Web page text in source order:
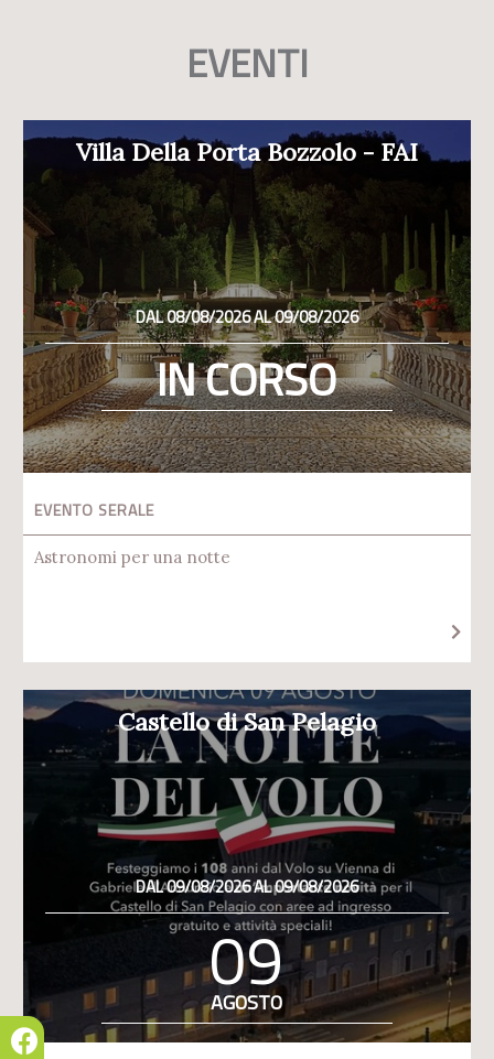
EVENTI
Villa Della Porta Bozzolo - FAI
DAL 08/08/2026 AL 09/08/2026
IN CORSO
EVENTO SERALE
Astronomi per una notte
Castello di San Pelagio
DAL 09/08/2026 AL 09/08/2026
09
AGOSTO